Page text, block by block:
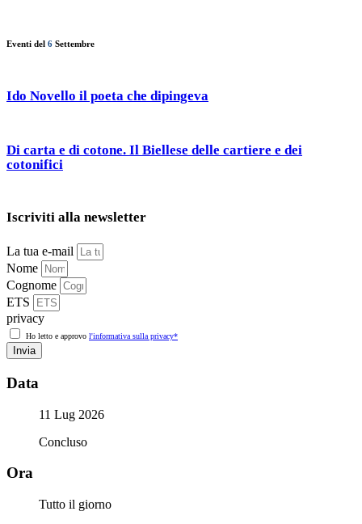
Eventi del 6 Settembre
Ido Novello il poeta che dipingeva
Di carta e di cotone. Il Biellese delle cartiere e dei
cotonifici
Iscriviti alla newsletter
La tua e-mail
Nome
Cognome
ETS
privacy
Ho letto e approvo l'informativa sulla privacy*
Invia
Data
11 Lug 2026
Concluso
Ora
Tutto il giorno